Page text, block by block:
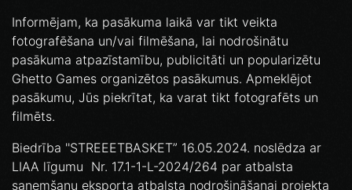
Informējam, ka pasākuma laikā var tikt veikta
fotografēšana un/vai filmēšana, lai nodrošinātu
pasākuma atpazīstamību, publicitāti un popularizētu
Ghetto Games organizētos pasākumus. Apmeklējot
pasākumu, Jūs piekrītat, ka varat tikt fotografēts un
filmēts.
Biedrība ''STREEETBASKET” 16.05.2024. noslēdza ar
LIAA līgumu Nr. 17.1-1-L-2024/264 par atbalsta
saņemšanu eksporta atbalsta nodrošināšanai projekta